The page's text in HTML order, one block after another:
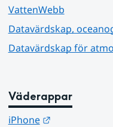
VattenWebb
Datavärdskap,
Datavärdskap för
Väderappar
iPhone
Länk till